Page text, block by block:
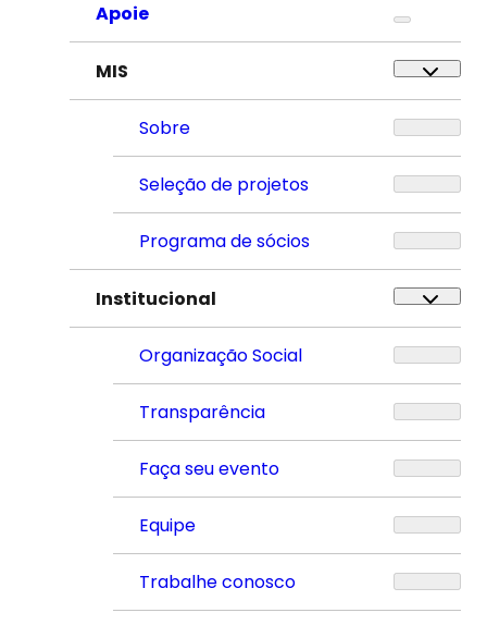
Apoie
MIS
Sobre
Seleção de projetos
Programa de sócios
Institucional
Organização Social
Transparência
Faça seu evento
Equipe
Trabalhe conosco